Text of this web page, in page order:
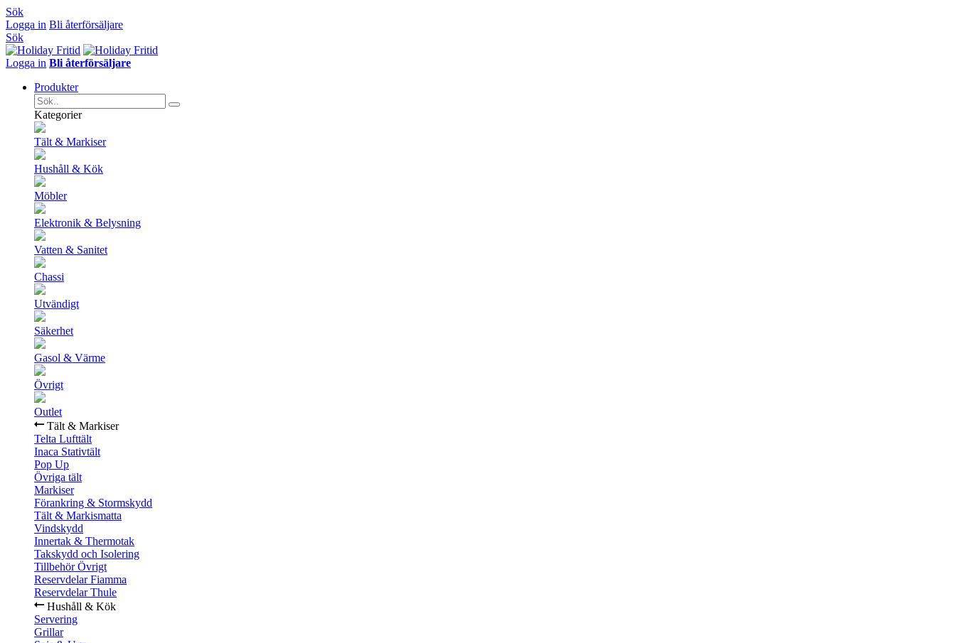
Sök
Logga in Bli återförsäljare
Sök
Logga in Bli återförsäljare
Produkter
Kategorier
Tält & Markiser
Hushåll & Kök
Möbler
Elektronik & Belysning
Vatten & Sanitet
Chassi
Utvändigt
Säkerhet
Gasol & Värme
Övrigt
Outlet
Tält & Markiser
Telta Lufttält
Inaca Stativtält
Pop Up
Övriga tält
Markiser
Förankring & Stormskydd
Tält & Markismatta
Vindskydd
Innertak & Thermotak
Takskydd och Isolering
Tillbehör Övrigt
Reservdelar Fiamma
Reservdelar Thule
Hushåll & Kök
Servering
Grillar